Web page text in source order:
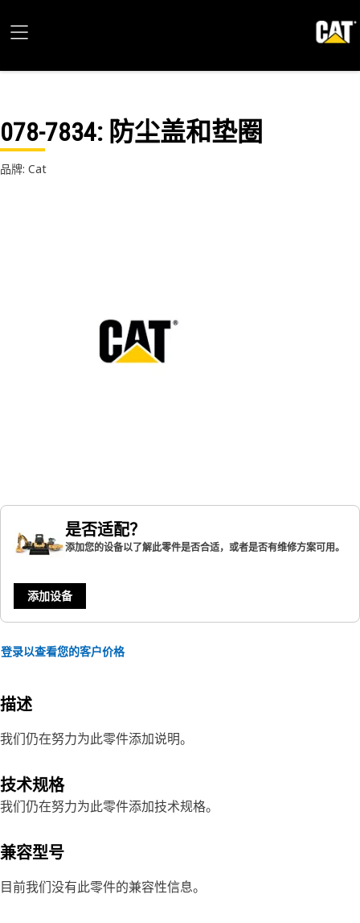
078-7834: 防尘盖和垫圈
品牌: Cat
是否适配？
添加您的设备以了解此零件是否合适，或者是否有维修方案可用。
添加设备
登录以查看您的客户价格
描述
我们仍在努力为此零件添加说明。
技术规格
我们仍在努力为此零件添加技术规格。
兼容型号
目前我们没有此零件的兼容性信息。